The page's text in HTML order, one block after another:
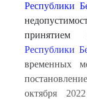
Республики
принятием
Республики
временных
октября